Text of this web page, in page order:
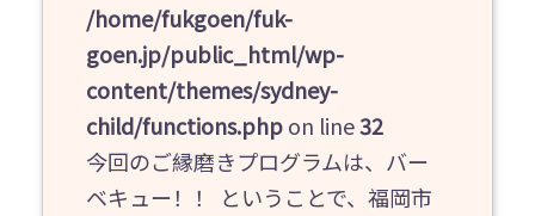
/home/fukgoen/fuk-
goen.jp/public_html/wp-
content/themes/sydney-
child/functions.phpon line32
今回のご縁磨きプログラムは、バー
ベキュー！！ ということで、福岡市